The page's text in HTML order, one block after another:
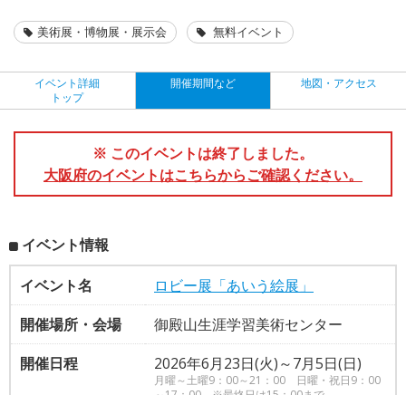
美術展・博物展・展示会 無料イベント
イベント詳細
トップ
開催期間など 地図・アクセス
※ このイベントは終了しました。
大阪府のイベントはこちらからご確認ください。
イベント情報
イベント名
ロビー展「あいう絵展」
開催場所・会場
御殿山生涯学習美術センター
開催日程
2026年6月23日(火)～7月5日(日)
月曜～土曜9：00～21：00 日曜・祝日9：00